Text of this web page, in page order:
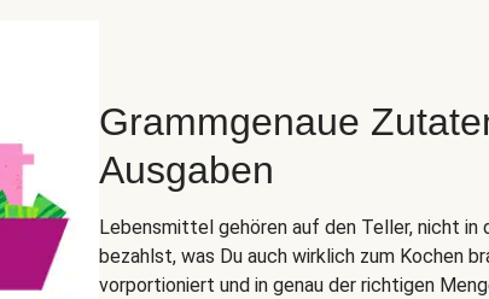
Grammgenaue
Ausgaben
Lebensmittel gehören auf den Teller, nicht in
bezahlst, was Du auch wirklich zum Kochen
vorportioniert und in genau der richtigen